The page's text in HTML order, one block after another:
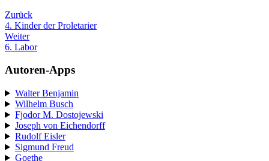
Zurück
4. Kinder der Proletarier
Weiter
6. Labor
Autoren-Apps
Walter Benjamin
Wilhelm Busch
Fjodor M. Dostojewski
Joseph von Eichendorff
Rudolf Eisler
Sigmund Freud
Goethe